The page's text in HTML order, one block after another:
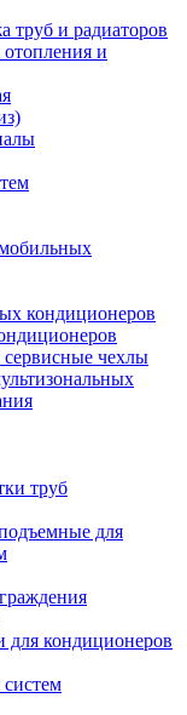
труб и радиаторов
и
кондиционеров
чехлы
труб
для
для кондиционеров